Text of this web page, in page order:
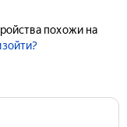
похожи на